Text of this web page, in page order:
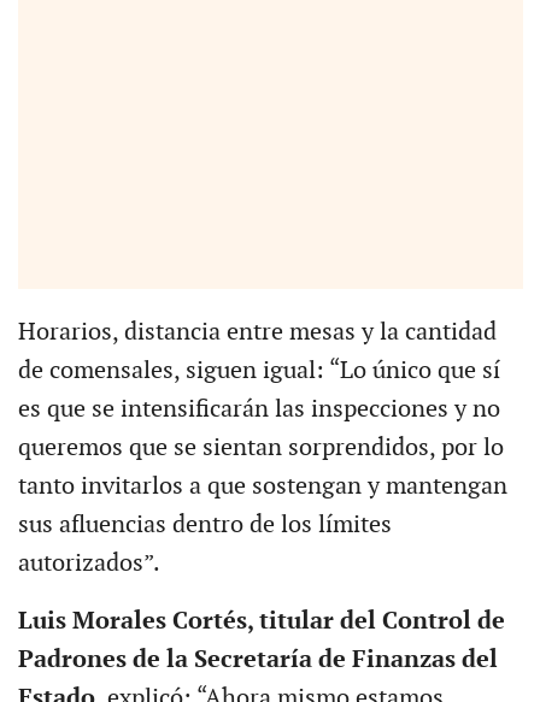
Horarios, distancia entre mesas y la cantidad
de comensales, siguen igual: “Lo único que sí
es que se intensificarán las inspecciones y no
queremos que se sientan sorprendidos, por lo
tanto invitarlos a que sostengan y mantengan
sus afluencias dentro de los límites
autorizados”.
Luis Morales Cortés, titular del Control de
Padrones de la Secretaría de Finanzas del